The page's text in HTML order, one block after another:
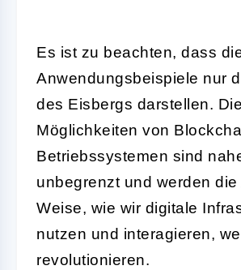
Es ist zu beachten, dass
Anwendungsbeispiele nur
des Eisbergs darstellen. Die
Möglichkeiten von
Betriebssystemen sind
unbegrenzt und werden die
Weise, wie wir digitale
nutzen und interagieren,
revolutionieren.